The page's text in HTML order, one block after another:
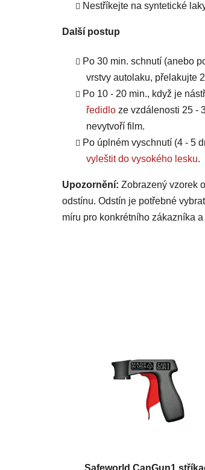
Nestříkejte na syntetické
Další postup
Po 30 min. schnutí (anebo
vrstvy autolaku, přelakujte
Po 10 - 20 min., když je
ředidlo ze vzdálenosti 25 -
nevytvoří film.
Po úplném vyschnutí (4 - 5
vyleštit do vysokého lesku.
Upozornění: Zobrazený vzorek
odstínu. Odstín je potřebné
míru pro konkrétního zákazníka